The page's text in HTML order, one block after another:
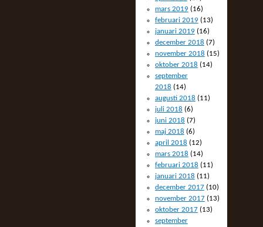
mars 2019(16)
februari 2019(13)
januari 2019(16)
december 2018 (7)
november 2018 (15)
oktober 2018 (14)
september
2018 (14)
augusti 2018 (11)
juli 2018 (6)
juni 2018 (7)
maj 2018 (6)
april 2018 (12)
mars 2018 (14)
februari 2018 (11)
januari 2018 (11)
december 2017(10)
november 2017(13)
oktober 2017(13)
september